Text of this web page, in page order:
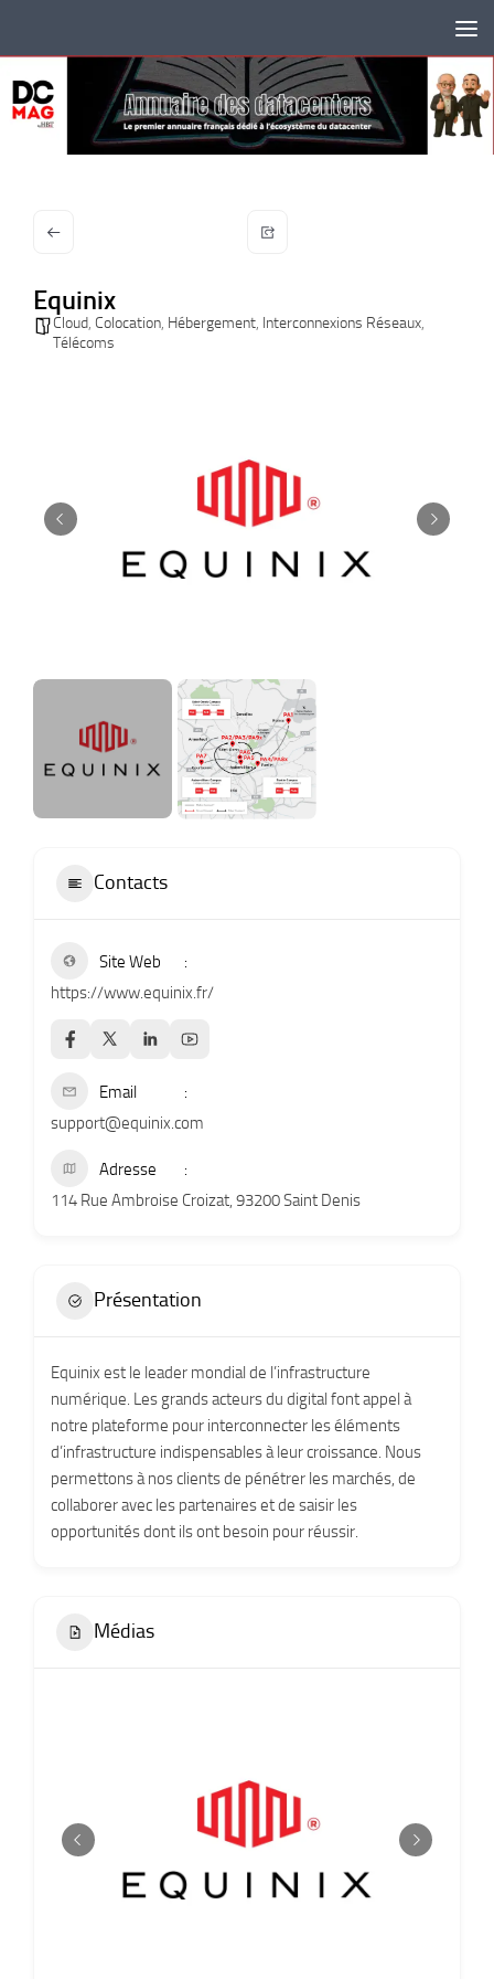
Equinix
Cloud, Colocation, Hébergement, Interconnexions Réseaux,
Télécoms
Contacts
Site Web
https://www.equinix.fr/
Email
support@equinix.com
Adresse
114 Rue Ambroise Croizat, 93200 Saint Denis
Présentation
Equinix est le leader mondial de l’infrastructure
numérique. Les grands acteurs du digital font appel à
notre plateforme pour interconnecter les éléments
d’infrastructure indispensables à leur croissance. Nous
permettons à nos clients de pénétrer les marchés, de
collaborer avec les partenaires et de saisir les
opportunités dont ils ont besoin pour réussir.
Médias